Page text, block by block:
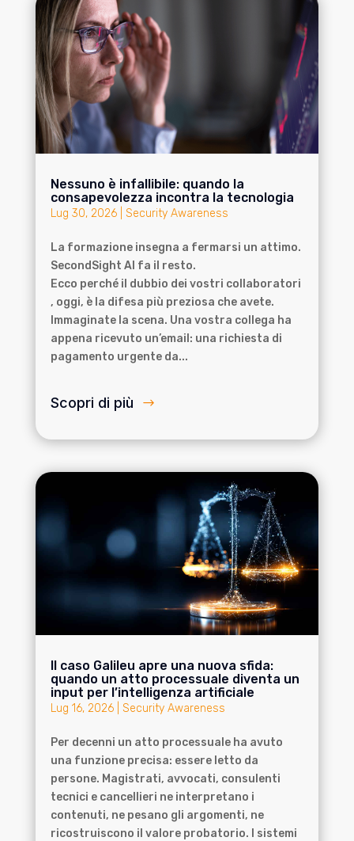
Nessuno è infallibile: quando la
consapevolezza incontra la tecnologia
Lug 30, 2026| Security Awareness
La formazione insegna a fermarsi un attimo.
SecondSight AI fa il resto.
Ecco perché il dubbio dei vostri collaboratori
, oggi, è la difesa più preziosa che avete.
Immaginate la scena. Una vostra collega ha
appena ricevuto un’email: una richiesta di
pagamento urgente da...
Scopri di più
Il caso Galileu apre una nuova sfida:
quando un atto processuale diventa un
input per l’intelligenza artificiale
Lug 16, 2026| Security Awareness
Per decenni un atto processuale ha avuto
una funzione precisa: essere letto da
persone. Magistrati, avvocati, consulenti
tecnici e cancellieri ne interpretano i
contenuti, ne pesano gli argomenti, ne
ricostruiscono il valore probatorio. I sistemi